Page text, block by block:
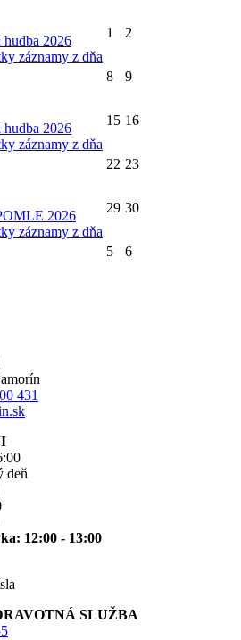
hudba 2026
záznamy z dňa
1 2
8 9
hudba 2026
záznamy z dňa
15 16
22 23
2026
záznamy z dňa
29 30
5 6
431
deň
12:00 - 13:00
SLUŽBA